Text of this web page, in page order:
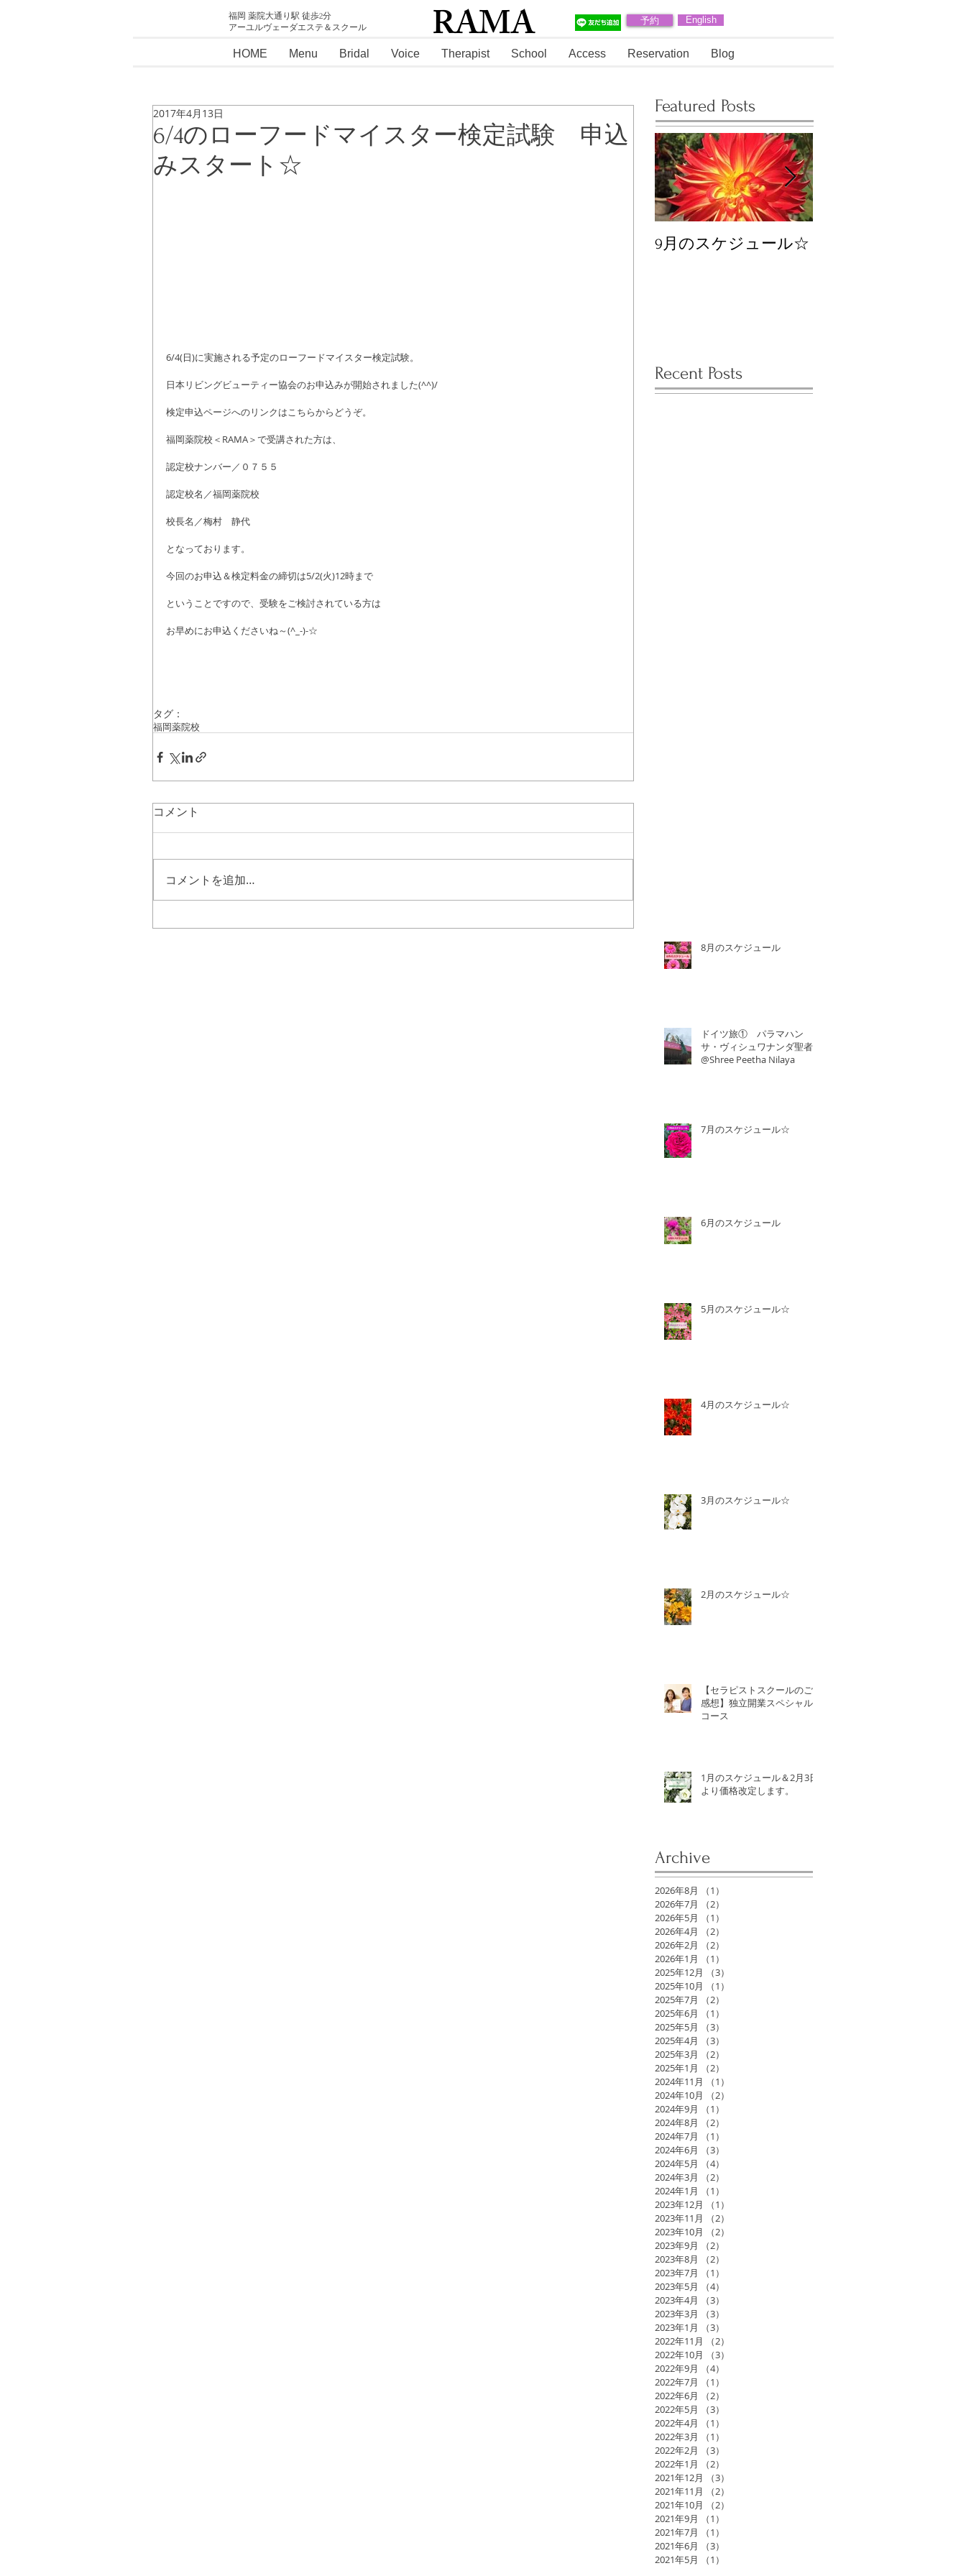
福岡 薬院大通り駅 徒歩2分
アーユルヴェーダエステ＆スクール
RAMA 予約 English
HOME Menu Bridal Voice Therapist School Access Reservation Blog
6/4のローフードマイスター検定試験 申込
みスタート☆
2017年4月13日
6/4(日)に実施される予定のローフードマイスター検定試験。
日本リビングビューティー協会のお申込みが開始されました(^^)/
検定申込ページへのリンクはこちらからどうぞ。
福岡薬院校＜RAMA＞で受講された方は、
認定校ナンバー／０７５５
認定校名／福岡薬院校
校長名／梅村　静代
となっております。
今回のお申込＆検定料金の締切は5/2(火)12時まで
ということですので、受験をご検討されている方は
お早めにお申込くださいね～(^_-)-☆
タグ：
福岡薬院校
コメント
コメントを追加…
Featured Posts
9月のスケジュール☆
Recent Posts
8月のスケジュール
ドイツ旅① パラマハン
サ・ヴィシュワナンダ聖者
@Shree Peetha Nilaya
7月のスケジュール☆
6月のスケジュール
5月のスケジュール☆
4月のスケジュール☆
3月のスケジュール☆
2月のスケジュール☆
【セラピストスクールのご
感想】独立開業スペシャル
コース
1月のスケジュール＆2月3日
より価格改定します。
Archive
2026年8月 （1）
2026年7月
（2）
2026年5月
（1）
2026年4月
（2）
2026年2月
（2）
2026年1月
（1）
2025年12月
（3）
2025年10月
（1）
2025年7月
（2）
2025年6月
（1）
2025年5月
（3）
2025年4月
（3）
2025年3月
（2）
2025年1月
（2）
2024年11月
（1）
2024年10月
（2）
2024年9月
（1）
2024年8月
（2）
2024年7月
（1）
2024年6月
（3）
2024年5月
（4）
2024年3月
（2）
2024年1月
（1）
2023年12月
（1）
2023年11月
（2）
2023年10月
（2）
2023年9月
（2）
2023年8月
（2）
2023年7月
（1）
2023年5月
（4）
2023年4月
（3）
2023年3月
（3）
2023年1月
（3）
2022年11月
（2）
2022年10月
（3）
2022年9月
（4）
2022年7月
（1）
2022年6月
（2）
2022年5月
（3）
2022年4月
（1）
2022年3月
（1）
2022年2月
（3）
2022年1月
（2）
2021年12月
（3）
2021年11月
（2）
2021年10月
（2）
2021年9月
（1）
2021年7月
（1）
2021年6月
（3）
2021年5月
（1）